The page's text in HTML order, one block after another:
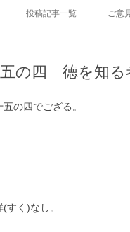
投稿記事一覧 ご意
の四 徳を知る
の四でござる。
く)なし。